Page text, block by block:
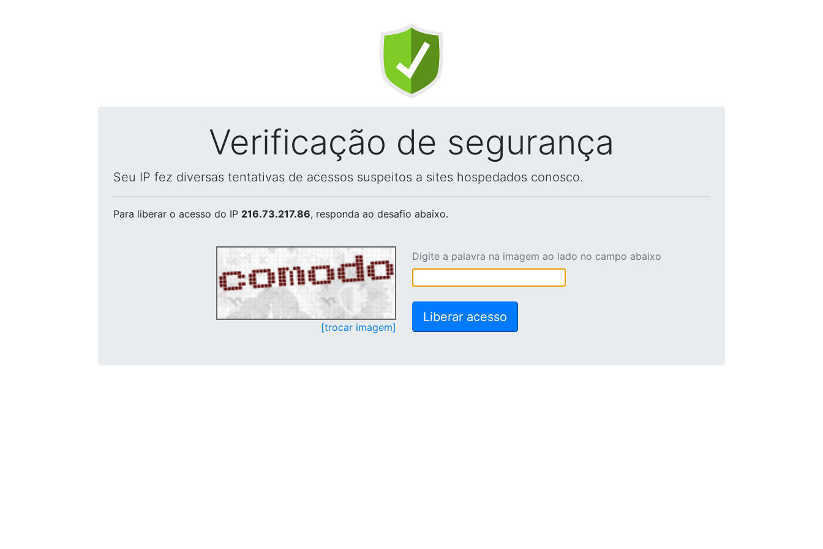
Verificação de segurança
Seu IP fez diversas tentativas de acessos suspeitos a sites hospedados conosco.
Para liberar o acesso do IP 216.73.217.86, responda ao desafio abaixo.
[trocar imagem]
Digite a palavra na imagem ao lado no campo abaixo